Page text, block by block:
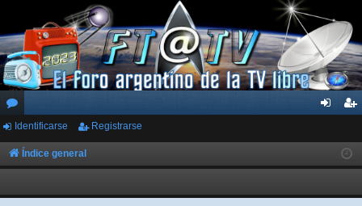
or
os
ar
ist
rs
Identificarse Registrarse
Índice general